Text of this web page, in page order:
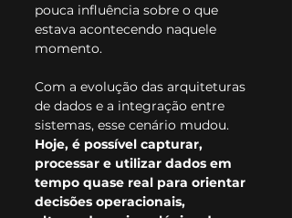
pouca influência sobre o que
estava acontecendo naquele
momento.
Com a evolução das arquiteturas
de dados e a integração entre
sistemas, esse cenário mudou.
Hoje, é possível capturar,
processar e utilizar dados em
tempo quase real para orientar
decisões operacionais,